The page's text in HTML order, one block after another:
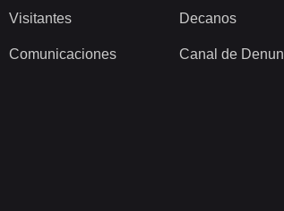
Visitantes
Comunicaciones
Decanos
Canal de